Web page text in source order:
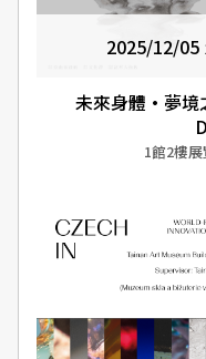
2025/12/05
未來身體·夢
1館2樓